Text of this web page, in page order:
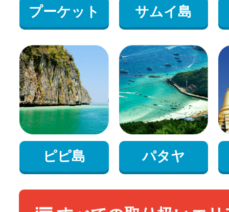
プーケット サムイ島
ピピ島 パタヤ